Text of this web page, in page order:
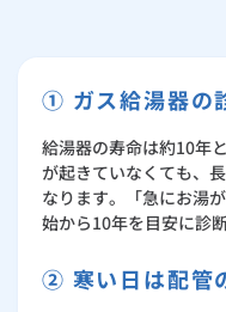
① ガス給湯器の
給湯器の寿命は約10年
が起きていなくても、
なります。「急にお湯
始から10年を目安に診
② 寒い日は配管